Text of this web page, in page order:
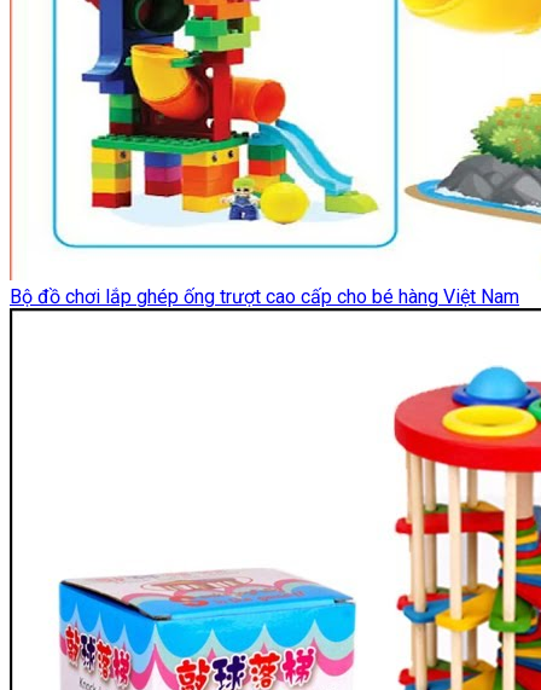
Bộ đồ chơi lắp ghép ống trượt cao cấp cho bé hàng Việt Nam